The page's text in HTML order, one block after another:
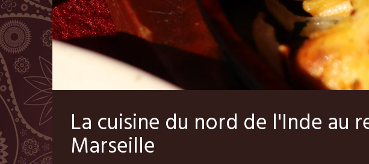
La cuisine du nord de l'Inde au
Marseille